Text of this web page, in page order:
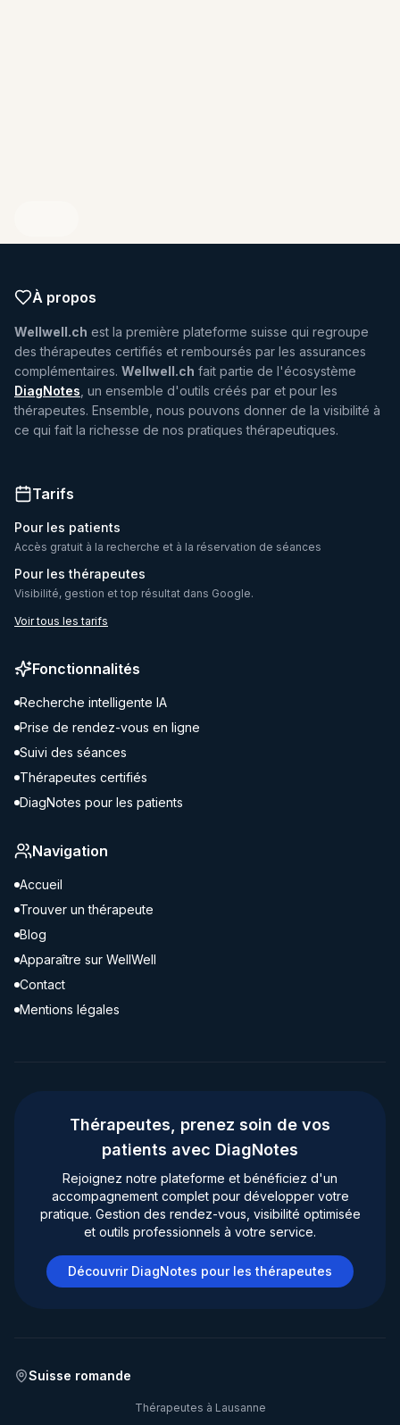
À propos
Wellwell.ch est la première plateforme suisse qui regroupe
des thérapeutes certifiés et remboursés par les assurances
complémentaires. Wellwell.ch fait partie de l'écosystème
DiagNotes , un ensemble d'outils créés par et pour les
thérapeutes. Ensemble, nous pouvons donner de la visibilité à
ce qui fait la richesse de nos pratiques thérapeutiques.
Tarifs
Pour les patients
Accès gratuit à la recherche et à la réservation de séances
Pour les thérapeutes
Visibilité, gestion et top résultat dans Google.
Voir tous les tarifs
Fonctionnalités
Recherche intelligente IA
Prise de rendez-vous en ligne
Suivi des séances
Thérapeutes certifiés
DiagNotes pour les patients
Navigation
Accueil
Trouver un thérapeute
Blog
Apparaître sur WellWell
Contact
Mentions légales
Thérapeutes, prenez soin de vos
patients avec DiagNotes
Rejoignez notre plateforme et bénéficiez d'un
accompagnement complet pour développer votre
pratique. Gestion des rendez-vous, visibilité optimisée
et outils professionnels à votre service.
Découvrir DiagNotes pour les thérapeutes
Suisse romande
Thérapeutes à Lausanne